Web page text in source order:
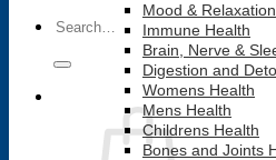
for:
Mood & Relaxation
Immune Health
Brain, Nerve &
Digestion and
Womens Health
Mens Health
Childrens Health
Bones and Joints